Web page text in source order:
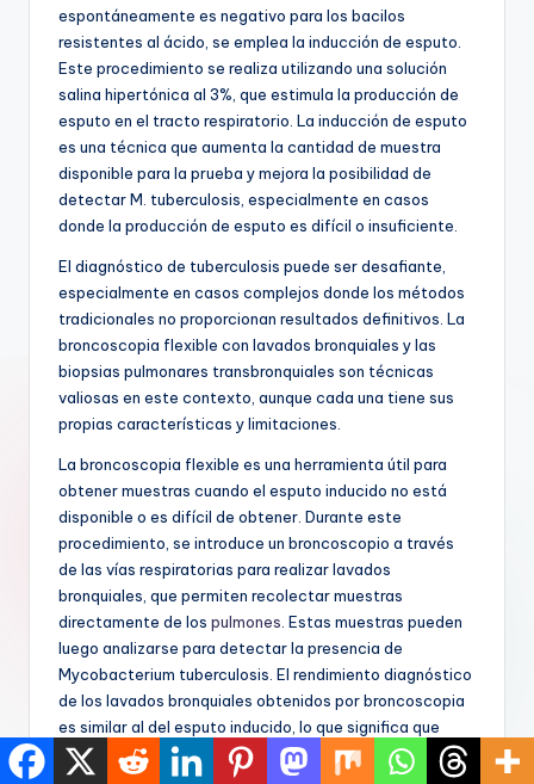
espontáneamente es negativo para los bacilos
resistentes al ácido, se emplea la inducción de esputo.
Este procedimiento se realiza utilizando una solución
salina hipertónica al 3%, que estimula la producción de
esputo en el tracto respiratorio. La inducción de esputo
es una técnica que aumenta la cantidad de muestra
disponible para la prueba y mejora la posibilidad de
detectar M. tuberculosis, especialmente en casos
donde la producción de esputo es difícil o insuficiente.
El diagnóstico de tuberculosis puede ser desafiante,
especialmente en casos complejos donde los métodos
tradicionales no proporcionan resultados definitivos. La
broncoscopia flexible con lavados bronquiales y las
biopsias pulmonares transbronquiales son técnicas
valiosas en este contexto, aunque cada una tiene sus
propias características y limitaciones.
La broncoscopia flexible es una herramienta útil para
obtener muestras cuando el esputo inducido no está
disponible o es difícil de obtener. Durante este
procedimiento, se introduce un broncoscopio a través
de las vías respiratorias para realizar lavados
bronquiales, que permiten recolectar muestras
directamente de los pulmones . Estas muestras pueden
luego analizarse para detectar la presencia de
Mycobacterium tuberculosis. El rendimiento diagnóstico
de los lavados bronquiales obtenidos por broncoscopia
es similar al del esputo inducido, lo que significa que
ambos métodos son efectivos para la detección de la
tuberculosis pulmonar. No obstante, la broncoscopia